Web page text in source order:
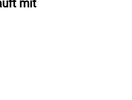
GmbH, Grenzbachstr. 16,
team@woolhouse.de
mit